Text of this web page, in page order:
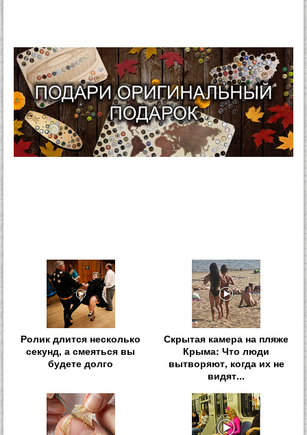
Ролик длится несколько
секунд, а смеяться вы
будете долго
Скрытая камера на пляже
Крыма: Что люди
вытворяют, когда их не
видят...